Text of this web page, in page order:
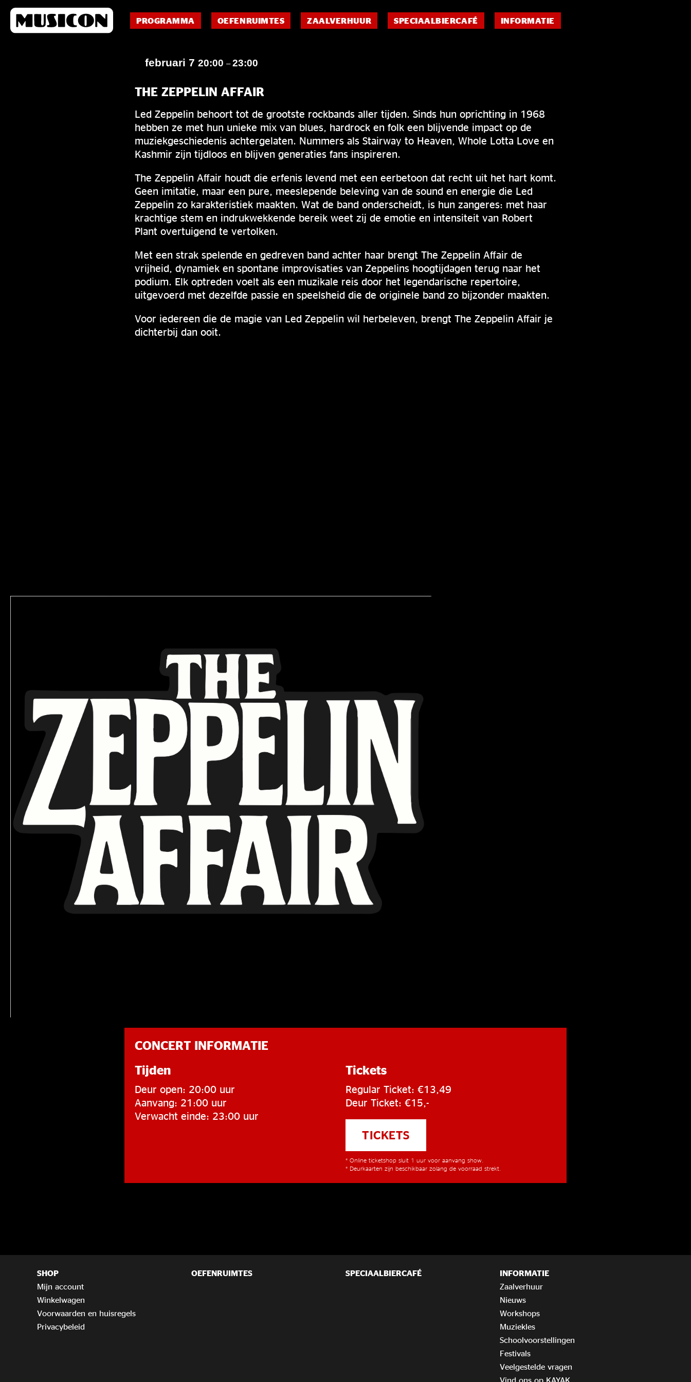
PROGRAMMA OEFENRUIMTES ZAALVERHUUR SPECIAALBIERCAFÉ INFORMATIE
februari 7 20:00 –23:00
THE ZEPPELIN AFFAIR
Led Zeppelin behoort tot de grootste rockbands aller tijden. Sinds hun oprichting in 1968
hebben ze met hun unieke mix van blues, hardrock en folk een blijvende impact op de
muziekgeschiedenis achtergelaten. Nummers als Stairway to Heaven, Whole Lotta Love en
Kashmir zijn tijdloos en blijven generaties fans inspireren.
The Zeppelin Affair houdt die erfenis levend met een eerbetoon dat recht uit het hart komt.
Geen imitatie, maar een pure, meeslepende beleving van de sound en energie die Led
Zeppelin zo karakteristiek maakten. Wat de band onderscheidt, is hun zangeres: met haar
krachtige stem en indrukwekkende bereik weet zij de emotie en intensiteit van Robert
Plant overtuigend te vertolken.
Met een strak spelende en gedreven band achter haar brengt The Zeppelin Affair de
vrijheid, dynamiek en spontane improvisaties van Zeppelins hoogtijdagen terug naar het
podium. Elk optreden voelt als een muzikale reis door het legendarische repertoire,
uitgevoerd met dezelfde passie en speelsheid die de originele band zo bijzonder maakten.
Voor iedereen die de magie van Led Zeppelin wil herbeleven, brengt The Zeppelin Affair je
dichterbij dan ooit.
CONCERT INFORMATIE
Tijden
Deur open: 20:00 uur
Aanvang: 21:00 uur
Verwacht einde: 23:00 uur
Tickets
Regular Ticket: €13,49
Deur Ticket: €15,-
TICKETS
* Online ticketshop sluit 1 uur voor aanvang show.
* Deurkaarten zijn beschikbaar zolang de voorraad strekt.
SHOP
Mijn account
Winkelwagen
Voorwaarden en huisregels
Privacybeleid
OEFENRUIMTES SPECIAALBIERCAFÉ
INFORMATIE
Zaalverhuur
Nieuws
Workshops
Muziekles
Schoolvoorstellingen
Festivals
Veelgestelde vragen
Vind ons op KAYAK